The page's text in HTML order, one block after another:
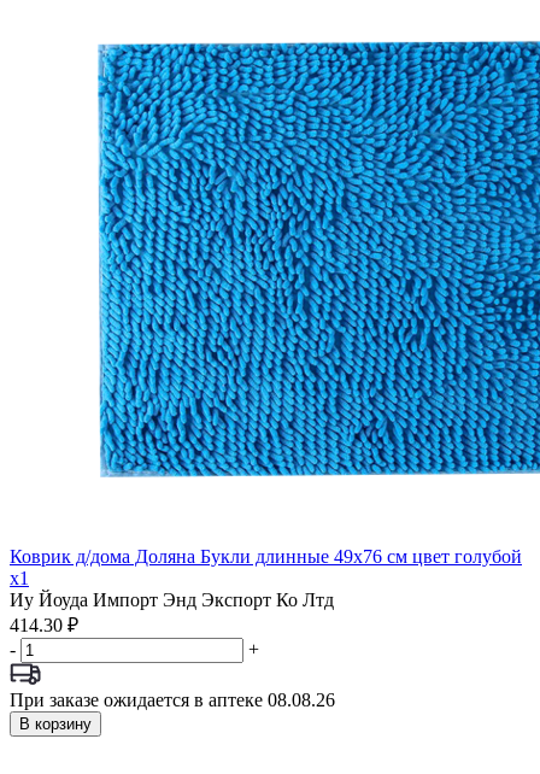
Коврик д/дома Доляна Букли длинные 49х76 см цвет голубой
x1
Иу Йоуда Импорт Энд Экспорт Ко Лтд
414.30 ₽
-
+
При заказе ожидается в аптеке 08.08.26
В корзину